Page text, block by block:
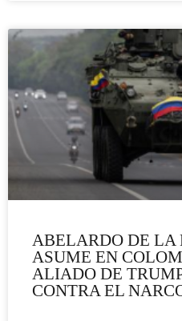
ABELARDO DE LA
ASUME EN
ALIADO DE
CONTRA EL